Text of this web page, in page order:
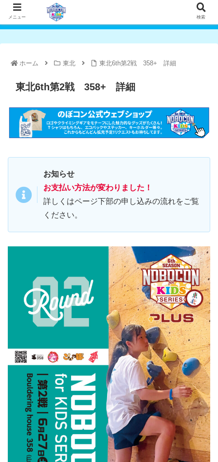
ホーム 東北 東北6th第2戦 358+ 詳細
東北6th第2戦 358+ 詳細
お知らせ
お支払い方法が変わりました！
詳しくはページ下部の申し込みの流れをご覧
ください。
メニュー 検索